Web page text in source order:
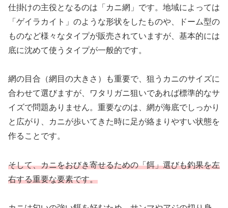
仕掛けの主役となるのは「カニ網」です。地域によっては
「ゲイラカイト」のような形状をしたものや、ドーム型の
ものなど様々なタイプが販売されていますが、基本的には
底に沈めて使うタイプが一般的です。
網の目合（網目の大きさ）も重要で、狙うカニのサイズに
合わせて選びますが、ワタリガニ狙いであれば標準的なサ
イズで問題ありません。重要なのは、網が海底でしっかり
と広がり、カニが歩いてきた時に足が絡まりやすい状態を
作ることです。
そして、カニをおびき寄せるための「餌」選びも釣果を左
右する重要な要素です。